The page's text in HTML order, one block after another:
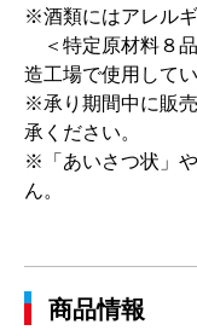
※酒類にはアレル
＜特定原材料８
造工場で使用して
※承り期間中に販
承ください。
※「あいさつ状」
ん。
商品情報